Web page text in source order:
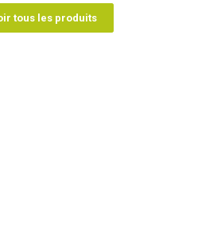
tous les produits